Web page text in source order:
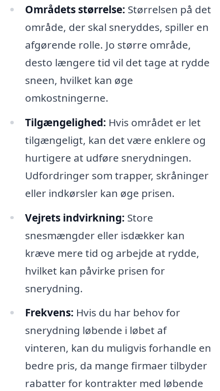
Områdets størrelse: Størrelsen på det
område, der skal sneryddes, spiller en
afgørende rolle. Jo større område,
desto længere tid vil det tage at rydde
sneen, hvilket kan øge
omkostningerne.
Tilgængelighed: Hvis området er let
tilgængeligt, kan det være enklere og
hurtigere at udføre snerydningen.
Udfordringer som trapper, skråninger
eller indkørsler kan øge prisen.
Vejrets indvirkning: Store
snesmængder eller isdækker kan
kræve mere tid og arbejde at rydde,
hvilket kan påvirke prisen for
snerydning.
Frekvens: Hvis du har behov for
snerydning løbende i løbet af
vinteren, kan du muligvis forhandle en
bedre pris, da mange firmaer tilbyder
rabatter for kontrakter med løbende